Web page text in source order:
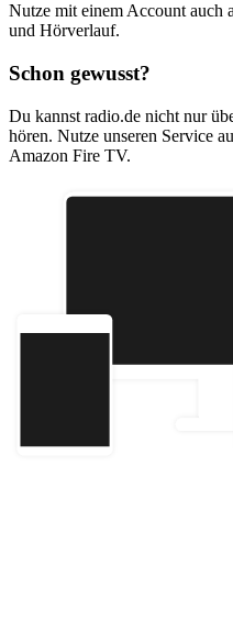
Nutze mit einem Account auch
und Hörverlauf.
Schon gewusst?
Du kannst radio.de nicht nur
hören. Nutze unseren Service
Amazon Fire TV.